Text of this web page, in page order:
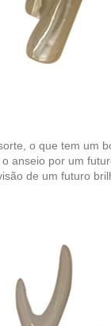
o que tem um
anseio por um
de um futuro